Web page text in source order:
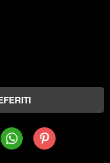
WhatsAppPinterest